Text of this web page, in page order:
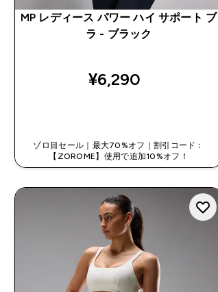
MP レディース パワー ハイ サポート ブ
ラ - ブラック
¥6,290‎
ゾロ目セール｜最大70%オフ｜割引コード：
【ZOROME】使用で追加10%オフ！